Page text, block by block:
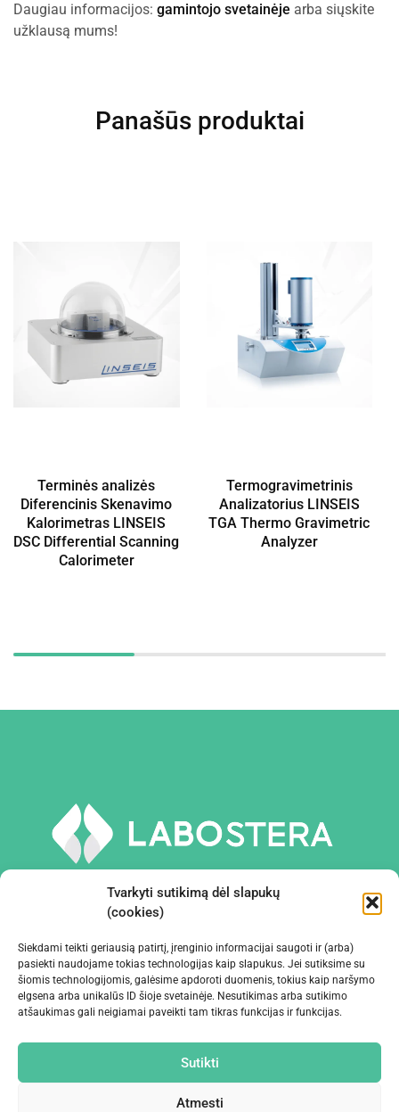
Tvarkyti sutikimą dėl slapukų
(cookies)
Siekdami teikti geriausią patirtį, įrenginio informacijai saugoti ir (arba)
pasiekti naudojame tokias technologijas kaip slapukus. Jei sutiksime su
šiomis technologijomis, galėsime apdoroti duomenis, tokius kaip naršymo
elgsena arba unikalūs ID šioje svetainėje. Nesutikimas arba sutikimo
atšaukimas gali neigiamai paveikti tam tikras funkcijas ir funkcijas.
Sutikti
Atmesti
Daugiau informacijos: gamintojo svetainėje arba siųskite
užklausą mums!
Panašūs produktai
Terminės analizės
Diferencinis Skenavimo
Kalorimetras LINSEIS
DSC Differential Scanning
Calorimeter
Termogravimetrinis
Analizatorius LINSEIS
TGA Thermo Gravimetric
Analyzer
PRIEMONĖS IR ĮRANGA
ĮMONĖ